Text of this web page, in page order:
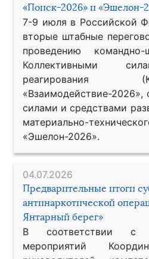
«Поиск-2026» и «Эшелон-
7-9 июля в Российской
вторые штабные
проведению
Коллективными
«Взаимодействие-2026»,
силами и средствами
материально-
«Эшелон-2026».
04.07.2026
Предварительные итоги
антинаркотической
Янтарный берег»
В соответствии с
мероприятий